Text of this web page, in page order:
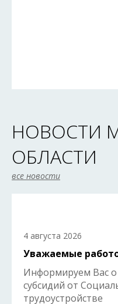
НОВОСТИ
ОБЛАСТИ
все новости
4 августа 2026
Уважаемые
Информируем Вас
субсидий от
трудоустройстве